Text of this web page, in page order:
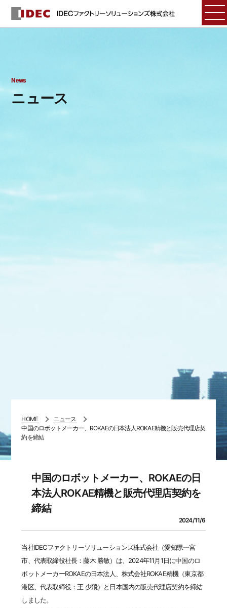
News
ニュース
HOME
ニュース
中国のロボットメーカー、ROKAEの日本法人ROKAE精機と販売代理店契
約を締結
中国のロボットメーカー、ROKAEの日
本法人ROKAE精機と販売代理店契約を
締結
2024/11/6
当社IDECファクトリーソリューションズ株式会社（愛知県一宮
市、代表取締役社長：藤木 勝敏）は、2024年11月1日に中国のロ
ボットメーカーROKAEの日本法人、株式会社ROKAE精機（東京都
港区、代表取締役：王 少飛）と日本国内の販売代理店契約を締結
しました。